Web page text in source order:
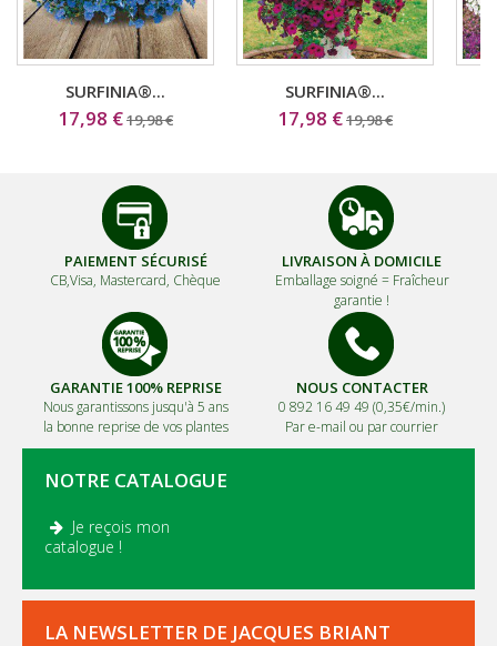
SURFINIA®...
17,98 €19,98 €
SURFINIA®...
17,98 €19,98 €
PAIEMENT SÉCURISÉ
CB,Visa, Mastercard, Chèque
LIVRAISON À DOMICILE
Emballage soigné = Fraîcheur
garantie !
GARANTIE 100% REPRISE
Nous garantissons jusqu'à 5 ans
la bonne reprise de vos plantes
NOUS CONTACTER
0 892 16 49 49 (0,35€/min.)
Par e-mail ou par courrier
NOTRE CATALOGUE
Je reçois mon
catalogue !
LA NEWSLETTER DE JACQUES BRIANT